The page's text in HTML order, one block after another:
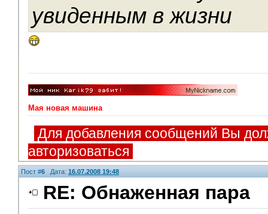
увиденным в жизни
Мая новая машина
Для добавления сообщений Вы
авторизоваться
Пост #6 Дата: 16.07.2008 19:48
RE: Обнаженная пара